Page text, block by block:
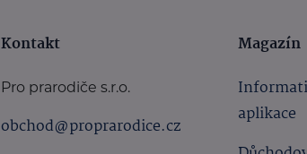
Kontakt
Pro prarodiče s.r.o.
obchod@proprarodice.cz
Magazín
aplikace